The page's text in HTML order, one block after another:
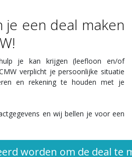
je een deal maken
je kan krijgen (leefloon en/of
verplicht je persoonlijke situatie
en rekening te houden met je
en wij bellen je voor een
worden om de deal te